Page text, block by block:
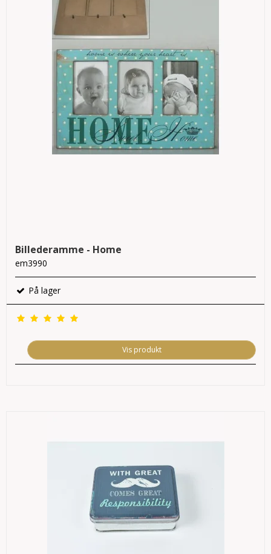
Billederamme - Home
em3990
På lager
Vis produkt